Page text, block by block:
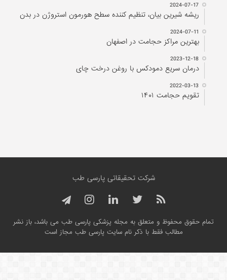
2024-07-17
ریشه شیرین بیان، تنظیم کننده سطح هورمون استروژن در بدن
2024-07-11
بهترین مراکز حجامت در اصفهان
2023-12-18
درمان سریع دمودکس با روغن درخت چای
2022-03-13
تقویم حجامت ۱۴۰۱
شرکت تحقیقاتی پارسی طب
تمام حقوق محفوظ و متعلق به مجله پزشکی پارسی طب می باشد، باز نشر
مطالب فقط با ذکر نام سایت پارسی طب مجاز است